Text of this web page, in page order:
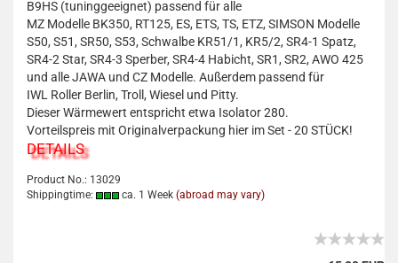
B9HS (tuninggeeignet) passend für alle
MZ Modelle BK350, RT125, ES, ETS, TS, ETZ, SIMSON Modelle
S50, S51, SR50, S53, Schwalbe KR51/1, KR5/2, SR4-1 Spatz,
SR4-2 Star, SR4-3 Sperber, SR4-4 Habicht, SR1, SR2, AWO 425
und alle JAWA und CZ Modelle. Außerdem passend für
IWL Roller Berlin, Troll, Wiesel und Pitty.
Dieser Wärmewert entspricht etwa Isolator 280.
Vorteilspreis mit Originalverpackung hier im Set - 20 STÜCK!
DETAILS
Product No.: 13029
Shippingtime:
ca. 1 Week (abroad may vary)